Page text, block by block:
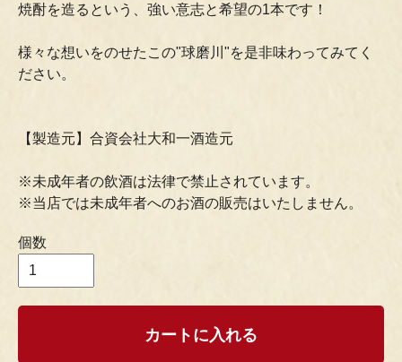
焼酎を造るという、強い意志と希望の1本です！
様々な想いをのせたこの"球磨川"を是非味わってみてく
ださい。
【製造元】合資会社大和一酒造元
※未成年者の飲酒は法律で禁止されています。
※当店では未成年者へのお酒の販売はいたしません。
個数
カートに入れる